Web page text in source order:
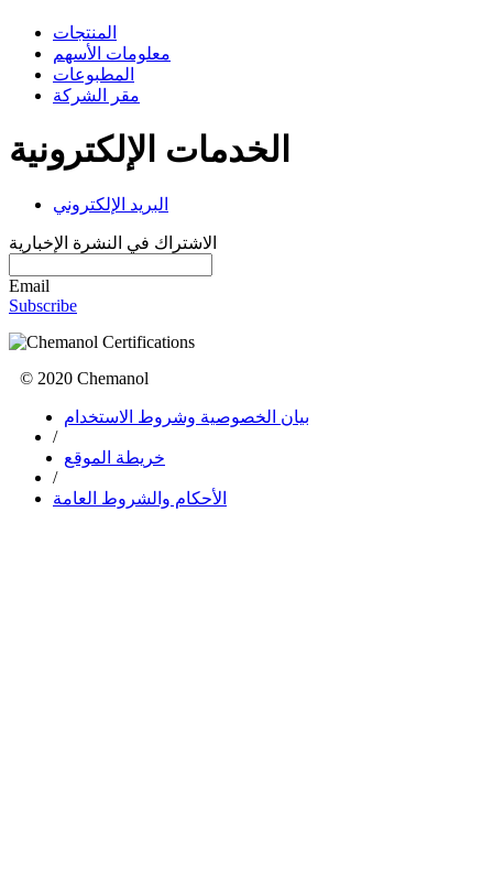
المنتجات
معلومات الأسهم
المطبوعات
مقر الشركة
الخدمات الإلكترونية
البريد الإلكتروني
الاشتراك في النشرة الإخبارية
Email
Subscribe
© 2020 Chemanol
بيان الخصوصية وشروط الاستخدام
/
خريطة الموقع
/
الأحكام والشروط العامة